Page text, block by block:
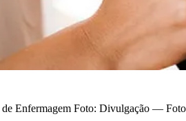
Enfermagem Foto: Divulgação —